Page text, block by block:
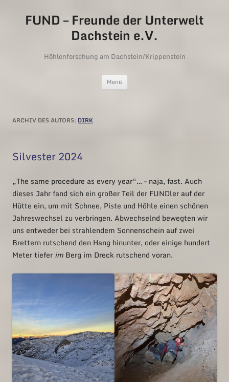
FUND – Freunde der Unterwelt
Dachstein e.V.
Höhlenforschung am Dachstein/Krippenstein
Menü
ARCHIV DES AUTORS: DIRK
Silvester 2024
„The same procedure as every year“… – naja, fast. Auch
dieses Jahr fand sich ein großer Teil der FUNDler auf der
Hütte ein, um mit Schnee, Piste und Höhle einen schönen
Jahreswechsel zu verbringen. Abwechselnd bewegten wir
uns entweder bei strahlendem Sonnenschein auf zwei
Brettern rutschend den Hang hinunter, oder einige hundert
Meter tiefer im Berg im Dreck rutschend voran.